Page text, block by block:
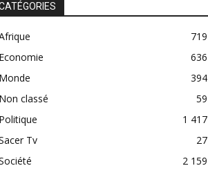
719
636
394
classé
59
1 417
Tv
27
2 159